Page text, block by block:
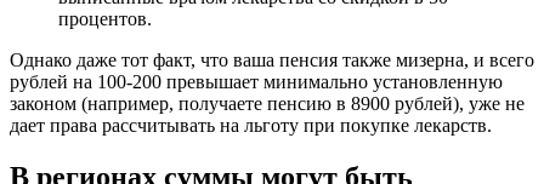
процентов.
Однако даже тот факт, что ваша пенсия также мизерна, и всего
рублей на 100-200 превышает минимально установленную
законом (например, получаете пенсию в 8900 рублей), уже не
дает права рассчитывать на льготу при покупке лекарств.
В регионах суммы могут быть